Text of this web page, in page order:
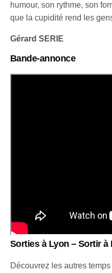
humour, son rythme, son
que la cupidité rend les
Gérard SERIE
Bande-annonce
Sorties à Lyon – Sortir à
Découvrez les autres